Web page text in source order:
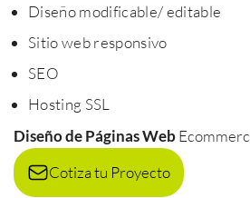
Diseño modificable/ editable
Sitio web responsivo
SEO
Hosting SSL
Diseño de Páginas Web
Cotiza tu Proyecto